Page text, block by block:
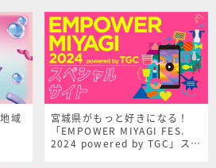
域
宮城県がもっと好きになる！
「EMPOWER MIYAGI FES.
2024 powered by TGC」スペ